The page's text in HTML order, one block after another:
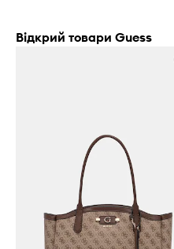
Відкрий товари Guess